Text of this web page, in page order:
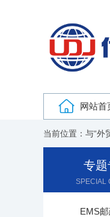
网站首
当前位置：与“外
专题
SPECIAL
EMS